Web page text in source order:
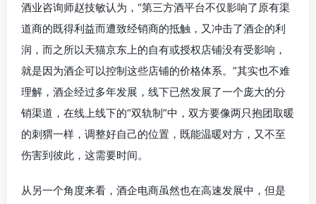
酒业咨询师赵技敏认为，“第三方酒平台不仅影响了原有渠
道商的既得利益而遭致经销商的抵触，又冲击了酒企的利
润，而之所以天猫京东上的自有或授权店铺没有受影响，
就是因为酒企可以控制这些店铺的价格体系。”其实也不难
理解，酒企经过多年发展，线下已然发展了一个庞大的分
销渠道，在线上线下的“双轨制”中，双方要像两只抱团取暖
的刺猬一样，调整好自己的位置，既能温暖对方，又不至
伤害到彼此，这需要时间。
从另一个角度来看，酒企电商虽然也在高速发展中，但是